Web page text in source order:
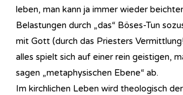
leben, man kann ja immer wieder
Belastungen durch „das“ Böses-Tun
mit Gott (durch das Priesters
alles spielt sich auf einer rein geistigen,
sagen „metaphysischen Ebene“ ab.
Im kirchlichen Leben wird theologisch